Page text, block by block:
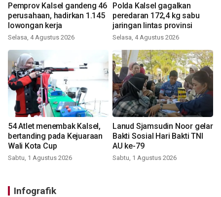
Pemprov Kalsel gandeng 46
perusahaan, hadirkan 1.145
lowongan kerja
Selasa, 4 Agustus 2026
Polda Kalsel gagalkan
peredaran 172,4 kg sabu
jaringan lintas provinsi
Selasa, 4 Agustus 2026
54 Atlet menembak Kalsel,
bertanding pada Kejuaraan
Wali Kota Cup
Sabtu, 1 Agustus 2026
Lanud Sjamsudin Noor gelar
Bakti Sosial Hari Bakti TNI
AU ke-79
Sabtu, 1 Agustus 2026
Infografik